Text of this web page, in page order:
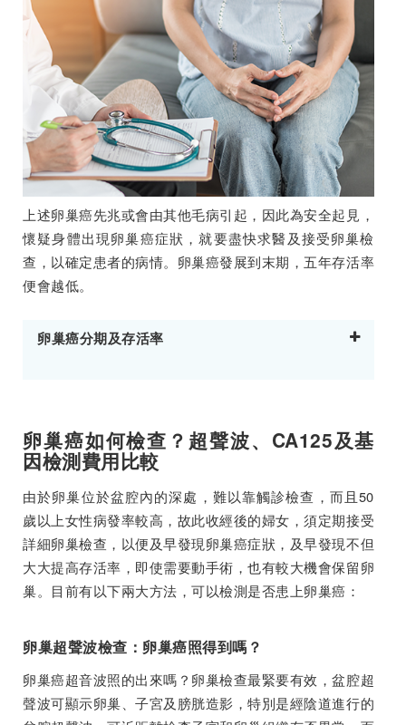
上述卵巢癌先兆或會由其他毛病引起，因此為安全起見，
懷疑身體出現卵巢癌症狀，就要盡快求醫及接受卵巢檢
查，以確定患者的病情。卵巢癌發展到末期，五年存活率
便會越低。
卵巢癌分期及存活率
卵巢癌如何檢查？超聲波、CA125及基
因檢測費用比較
由於卵巢位於盆腔內的深處，難以靠觸診檢查，而且50
歲以上女性病發率較高，故此收經後的婦女，須定期接受
詳細卵巢檢查，以便及早發現卵巢癌症狀，及早發現不但
大大提高存活率，即使需要動手術，也有較大機會保留卵
巢。目前有以下兩大方法，可以檢測是否患上卵巢癌：
卵巢超聲波檢查：卵巢癌照得到嗎？
卵巢癌超音波照的出來嗎？卵巢檢查最緊要有效，盆腔超
聲波可顯示卵巢、子宮及膀胱造影，特別是經陰道進行的